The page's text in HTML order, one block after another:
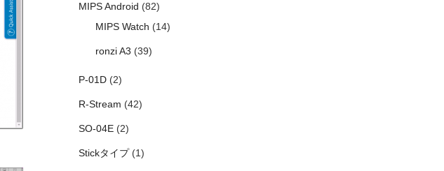
MIPS Android (82)
MIPS Watch (14)
ronzi A3 (39)
P-01D(2)
R-Stream (42)
SO-04E(2)
Stickタイプ(1)